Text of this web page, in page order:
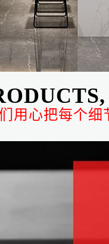
用心把每个细